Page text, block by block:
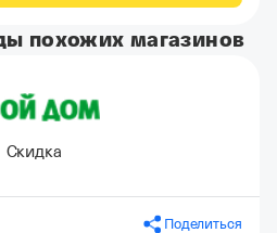
похожих магазинов
Скидка
Поделиться